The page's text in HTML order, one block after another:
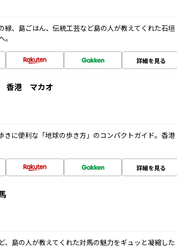
緑、島ごはん、伝統工芸など島の人が教えてくれた石垣
詳細を見る
香港 マカオ
きに便利な「地球の歩き方」のコンパクトガイド。香港
詳細を見る
島の人が教えてくれた対馬の魅力をギュッと凝縮した